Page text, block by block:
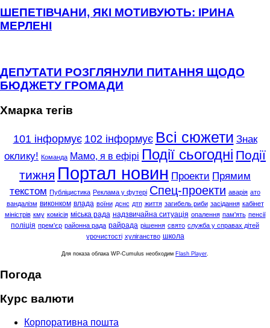
ШЕПЕТІВЧАНИ, ЯКІ МОТИВУЮТЬ: ІРИНА
МЕРЛЕНІ
ДЕПУТАТИ РОЗГЛЯНУЛИ ПИТАННЯ ЩОДО
БЮДЖЕТУ ГРОМАДИ
Хмарка тегів
101 інформує 102 інформує Всі сюжети Знак
оклику! Команда Мамо, я в ефірі Події сьогодні Події
тижня Портал новин Проекти Прямим
текстом Публіцистика Реклама у футері Спец-проекти аварія ато
вандалізм виконком влада воїни дснс дтп життя загибель риби засідання кабінет
міністрів кму комісія міська рада надзвичайна ситуація опалення пам'ять пенсії
поліція прем'єр районна рада райрада рішення свято служба у справах дітей
урочистості хуліганство школа
Для показа облака WP-Cumulus необходим Flash Player
Погода
Курс валюти
Корпоративна пошта